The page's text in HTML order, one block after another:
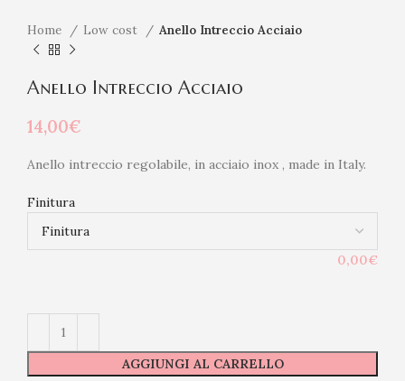
Home Low cost Anello Intreccio Acciaio
Anello Intreccio Acciaio
14,00€
Anello intreccio regolabile, in acciaio inox , made in Italy.
Finitura
0,00€
AGGIUNGI AL CARRELLO